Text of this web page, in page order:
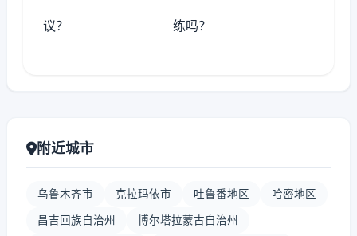
议？ 练吗？
附近城市
乌鲁木齐市 克拉玛依市 吐鲁番地区 哈密地区
昌吉回族自治州 博尔塔拉蒙古自治州